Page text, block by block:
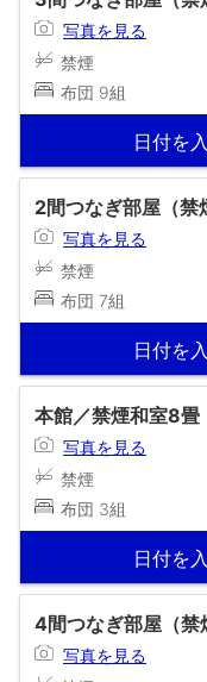
写真を見る
禁煙
布団 9組
日付を
2間つなぎ部屋（
写真を見る
禁煙
布団 7組
日付を
本館／禁煙和室8
写真を見る
禁煙
布団 3組
日付を
4間つなぎ部屋（
写真を見る